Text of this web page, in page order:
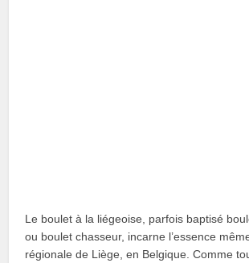
Le boulet à la liégeoise, parfois baptisé
ou boulet chasseur, incarne l’essence
régionale de Liège, en Belgique. Comme